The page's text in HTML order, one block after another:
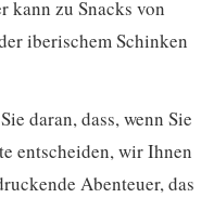
kann zu Snacks von
iberischem Schinken
daran, dass, wenn Sie
entscheiden, wir Ihnen
Abenteuer, das